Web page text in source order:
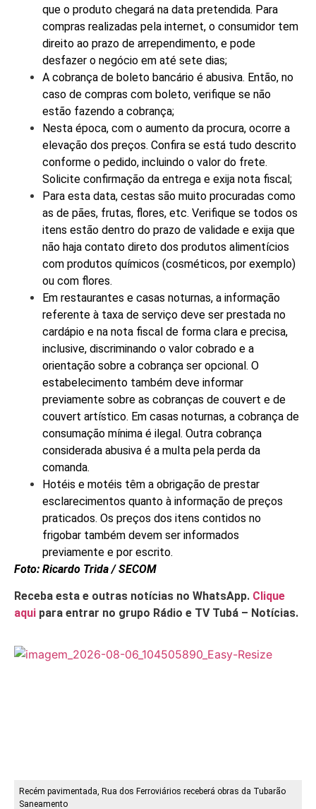
que o produto chegará na data pretendida. Para
compras realizadas pela internet, o consumidor tem
direito ao prazo de arrependimento, e pode
desfazer o negócio em até sete dias;
A cobrança de boleto bancário é abusiva. Então, no
caso de compras com boleto, verifique se não
estão fazendo a cobrança;
Nesta época, com o aumento da procura, ocorre a
elevação dos preços. Confira se está tudo descrito
conforme o pedido, incluindo o valor do frete.
Solicite confirmação da entrega e exija nota fiscal;
Para esta data, cestas são muito procuradas como
as de pães, frutas, flores, etc. Verifique se todos os
itens estão dentro do prazo de validade e exija que
não haja contato direto dos produtos alimentícios
com produtos químicos (cosméticos, por exemplo)
ou com flores.
Em restaurantes e casas noturnas, a informação
referente à taxa de serviço deve ser prestada no
cardápio e na nota fiscal de forma clara e precisa,
inclusive, discriminando o valor cobrado e a
orientação sobre a cobrança ser opcional. O
estabelecimento também deve informar
previamente sobre as cobranças de couvert e de
couvert artístico. Em casas noturnas, a cobrança de
consumação mínima é ilegal. Outra cobrança
considerada abusiva é a multa pela perda da
comanda.
Hotéis e motéis têm a obrigação de prestar
esclarecimentos quanto à informação de preços
praticados. Os preços dos itens contidos no
frigobar também devem ser informados
previamente e por escrito.
Foto: Ricardo Trida / SECOM
Receba esta e outras notícias no WhatsApp. Clique
aqui para entrar no grupo Rádio e TV Tubá – Notícias.
Recém pavimentada, Rua dos Ferroviários receberá obras da Tubarão
Saneamento